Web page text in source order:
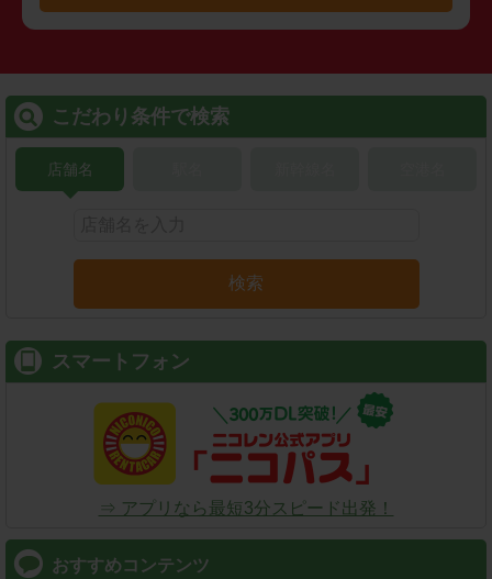
こだわり条件で検索
店舗名
検索
スマートフォン
⇒ アプリなら最短3分スピード出発！
おすすめコンテンツ